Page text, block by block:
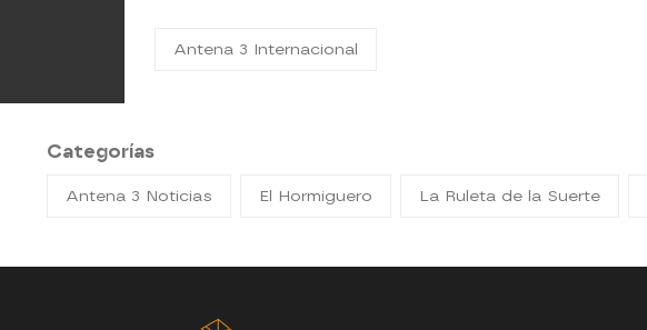
Antena 3 Internacional
Categorías
Antena 3 Noticias El Hormiguero La Ruleta de la Suerte